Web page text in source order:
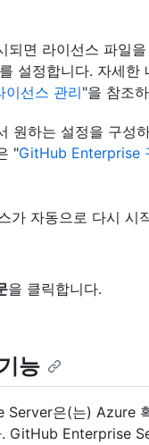
되면 라이선스 파일
설정합니다. 자세한
선스 관리"을 참조
원하는 설정을 구성
"GitHub Enterprise
가 자동으로 다시 시
을 클릭합니다.
능
Server은(는) Azure
GitHub Enterprise